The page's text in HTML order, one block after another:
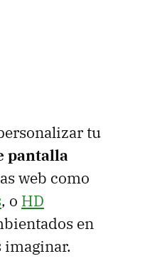
tu
pantalla
web como
, o HD
en
imaginar.